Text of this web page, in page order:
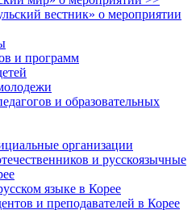
вестник» о мероприятии
и программ
и образовательных
организации
и русскоязычные
языке в Корее
и преподавателей в Корее